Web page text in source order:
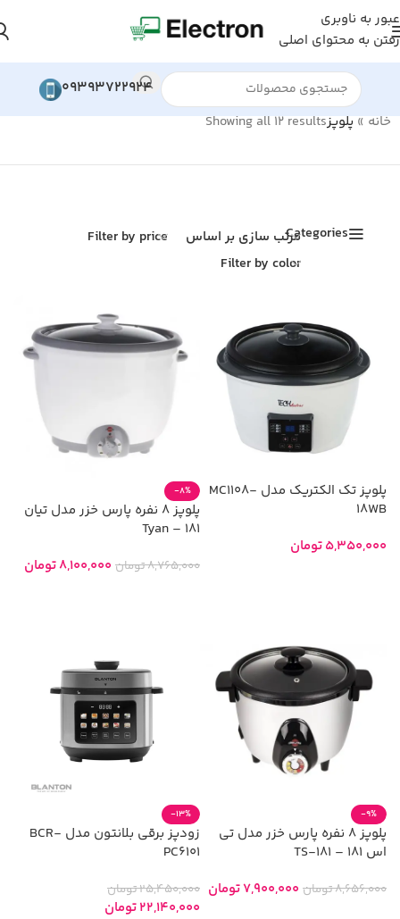
عبور به ناوبری
رفتن به محتوای اصلی
09393722924
خانه»پلوپزShowing all 12 results
Categoriesمرتب سازی بر اساس
Filter by price
Filter by color
پلوپز تک الکتریک مدل MC1108-
18WB
5,350,000تومان
-8%
پلوپز 8 نفره پارس خزر مدل تيان
181 – Tyan
8,765,000تومان 8,100,000تومان
-9%
پلوپز 8 نفره پارس خزر مدل تی
اس 181 – TS-181
8,656,000تومان 7,900,000تومان
-13%
زودپز برقی بلانتون مدل BCR-
PC6101
25,450,000تومان
22,140,000تومان